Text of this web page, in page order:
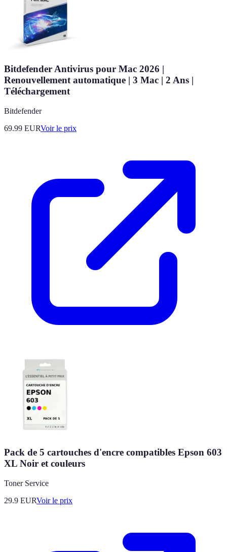
Bitdefender Antivirus pour Mac 2026 |
Renouvellement automatique | 3 Mac | 2 Ans |
Téléchargement
Bitdefender
69.99 EURVoir le prix
Pack de 5 cartouches d'encre compatibles Epson 603
XL Noir et couleurs
Toner Service
29.9 EURVoir le prix